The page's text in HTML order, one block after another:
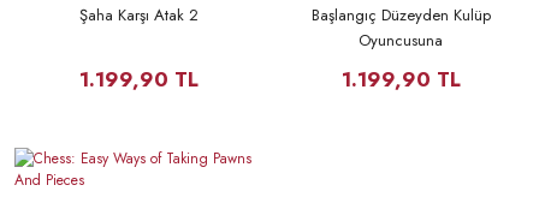
Şaha Karşı Atak 2
1.199,90 TL
Başlangıç Düzeyden Kulüp
Oyuncusuna
1.199,90 TL